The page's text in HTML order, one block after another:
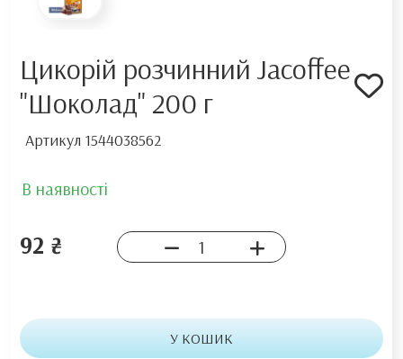
Цикорій розчинний Jacoffee
"Шоколад" 200 г
Артикул 1544038562
В наявності
92 ₴
У КОШИК